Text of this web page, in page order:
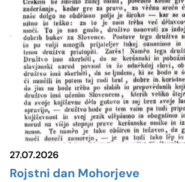
27.07.2026
Rojstni dan Mohorjeve